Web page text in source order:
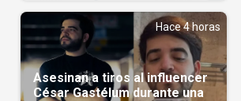
Hace 4 horas
Asesinan a tiros al influencer
César Gastélum durante una